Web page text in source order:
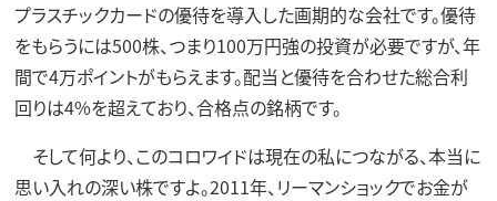
プラスチックカードの優待を導入した画期的な会社です。優待
をもらうには500株、つまり100万円強の投資が必要ですが、年
間で4万ポイントがもらえます。配当と優待を合わせた総合利
回りは4%を超えており、合格点の銘柄です。
そして何より、このコロワイドは現在の私につながる、本当に
思い入れの深い株ですよ。2011年、リーマンショックでお金が